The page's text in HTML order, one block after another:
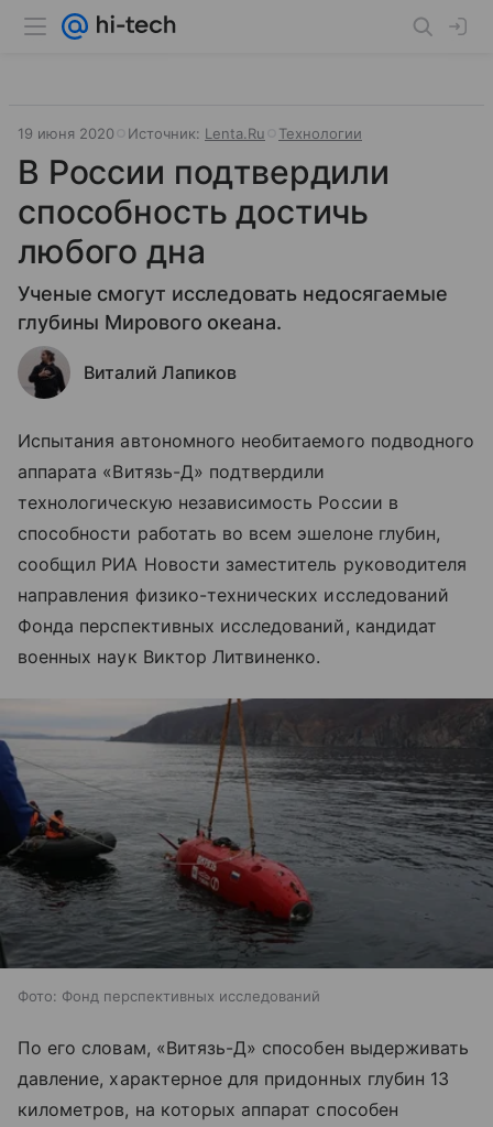
19 июня 2020 Источник: Lenta.Ru Технологии
В России подтвердили
способность достичь
любого дна
Ученые смогут исследовать недосягаемые
глубины Мирового океана.
Виталий Лапиков
Испытания автономного необитаемого подводного
аппарата «Витязь-Д» подтвердили
технологическую независимость России в
способности работать во всем эшелоне глубин,
сообщил РИА Новости заместитель руководителя
направления физико-технических исследований
Фонда перспективных исследований, кандидат
военных наук Виктор Литвиненко.
Фото: Фонд перспективных исследований
По его словам, «Витязь-Д» способен выдерживать
давление, характерное для придонных глубин 13
километров, на которых аппарат способен